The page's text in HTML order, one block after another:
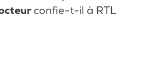
confie-t-il à RTL